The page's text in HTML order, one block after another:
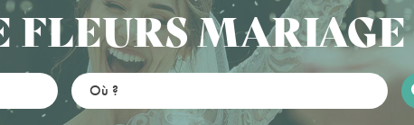
FLEURS MARIAGE